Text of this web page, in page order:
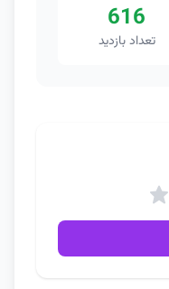
616
تعداد بازدید